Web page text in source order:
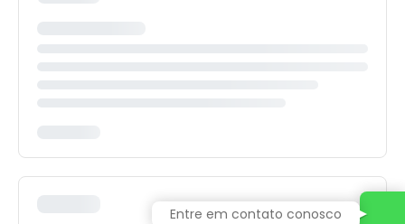
Entre em contato conosco